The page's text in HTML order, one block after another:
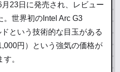
23日に発売され、レビュー
。世界初のIntel Arc G3
という技術的な目玉がある
円）という強気の価格が
。